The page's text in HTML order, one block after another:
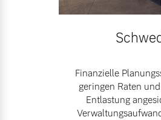
Mehr
Finanzielle
geringen Raten
Entlastung